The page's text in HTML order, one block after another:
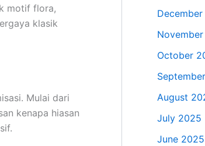
motif flora,
klasik
Mulai dari
kenapa hiasan
October
August
July 2025
June 2025